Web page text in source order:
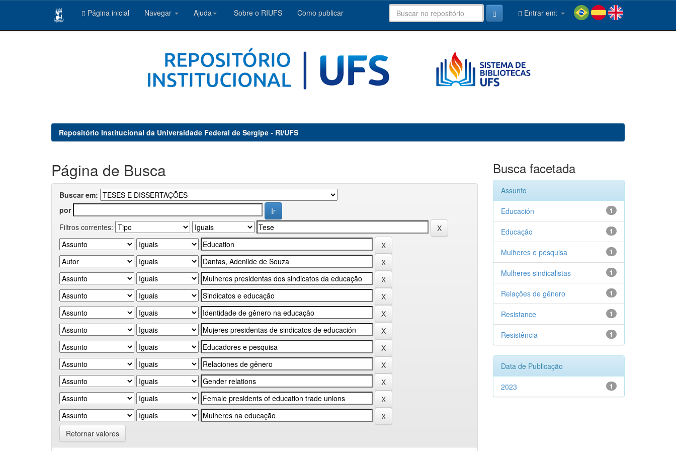
Página inicial Navegar Ajuda Sobre o RIUFS Como publicar Entrar em:
Repositório Institucional da Universidade Federal de Sergipe - RI/UFS
Página de Busca
Buscar em:
por
Filtros correntes:
Retornar valores
Busca facetada
Assunto
1
Educación
1
Educação
1
Mulheres e pesquisa
1
Mulheres sindicalistas
1
Relações de gênero
1
Resistance
1
Resistência
Data de Publicação
1
2023